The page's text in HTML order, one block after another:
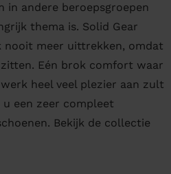
in andere beroepsgroepen
thema is. Solid Gear
nooit meer uittrekken, omdat
Eén brok comfort waar
heel veel plezier aan zult
een zeer compleet
Bekijk de collectie